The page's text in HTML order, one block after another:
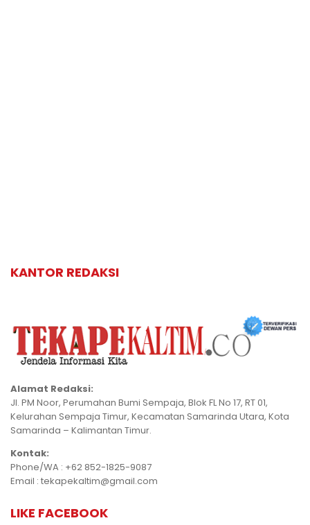
KANTOR REDAKSI
Alamat Redaksi:
Jl. PM Noor, Perumahan Bumi Sempaja, Blok FL No 17, RT 01,
Kelurahan Sempaja Timur, Kecamatan Samarinda Utara, Kota
Samarinda – Kalimantan Timur.
Kontak:
Phone/WA : +62 852-1825-9087
Email : tekapekaltim@gmail.com
LIKE FACEBOOK